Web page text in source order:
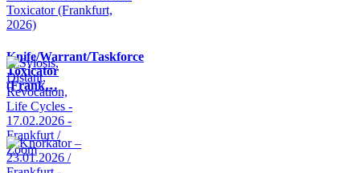
Knife/Warrant/Taskforce
Toxicator
(Frank…